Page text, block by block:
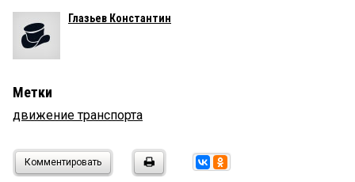
Глазьев Константин
Метки
движение транспорта
Комментировать